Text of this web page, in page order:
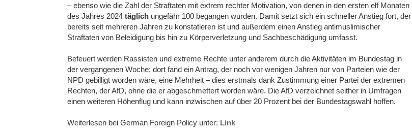
– ebenso wie die Zahl der Straftaten mit extrem rechter Motivation, von denen in den ersten elf Monaten
des Jahres 2024 täglich ungefähr 100 begangen wurden. Damit setzt sich ein schneller Anstieg fort, der
bereits seit mehreren Jahren zu konstatieren ist und außerdem einen Anstieg antimuslimischer
Straftaten von Beleidigung bis hin zu Körperverletzung und Sachbeschädigung umfasst.
Befeuert werden Rassisten und extreme Rechte unter anderem durch die Aktivitäten im Bundestag in
der vergangenen Woche; dort fand ein Antrag, der noch vor wenigen Jahren nur von Parteien wie der
NPD gebilligt worden wäre, eine Mehrheit – dies erstmals dank Zustimmung einer Partei der extremen
Rechten, der AfD, ohne die er abgeschmettert worden wäre. Die AfD verzeichnet seither in Umfragen
einen weiteren Höhenflug und kann inzwischen auf über 20 Prozent bei der Bundestagswahl hoffen.
Weiterlesen bei German Foreign Policy unter: Link